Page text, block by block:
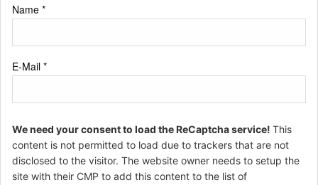
Name *
E-Mail *
We need your consent to load the ReCaptcha service! This
content is not permitted to load due to trackers that are not
disclosed to the visitor. The website owner needs to setup the
site with their CMP to add this content to the list of